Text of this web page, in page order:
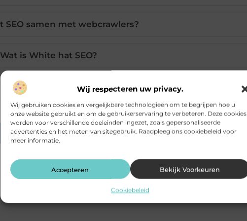
Wij respecteren uw privacy.
Wij gebruiken cookies en vergelijkbare technologieën om te begrijpen hoe u
onze website gebruikt en om de gebruikerservaring te verbeteren. Deze cookies
worden voor verschillende doeleinden ingezet, zoals gepersonaliseerde
advertenties en het meten van sitegebruik. Raadpleeg ons cookiebeleid voor
meer informatie.
Accepteren Bekijk Voorkeuren
Cookiebeleid
SEO samen met webcrawlers?
Wat is White hat SEO?
plaatsen op mijn website?
Pinterest LinkedIn